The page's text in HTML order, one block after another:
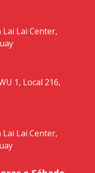
Lai Lai Center,
1, Local 216,
Lai Lai Center,